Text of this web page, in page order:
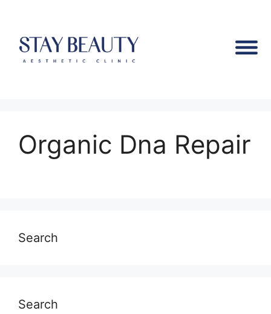
Organic Dna Repair
Search
Search